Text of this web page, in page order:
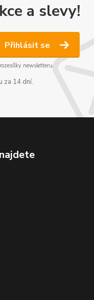
a slevy!
Přihlásit se
newsletteru.
za 14 dní.